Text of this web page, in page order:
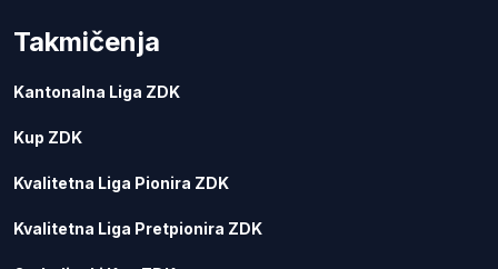
Takmičenja
Kantonalna Liga ZDK
Kup ZDK
Kvalitetna Liga Pionira ZDK
Kvalitetna Liga Pretpionira ZDK